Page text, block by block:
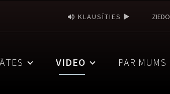
KLAUSĪTIES ZIEDO
VIDEO PAR MUMS